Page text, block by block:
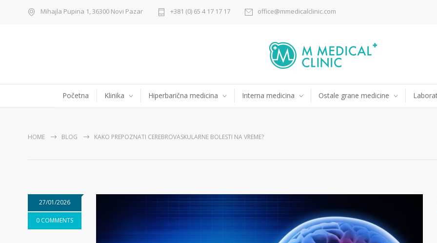
Mihajla Pupina 1, 36300 Novi Pazar +381 (0) 65 4 17 17 17 office@mmedicalclinic.com
Početna Klinika Hiperbarična medicina Interna medicina Ostale grane medicine
HOME BLOG KAKO PREPOZNATI CEREBROVASKULARNE BOLESTI NA VREME?
27/01/2026
0 COMMENTS